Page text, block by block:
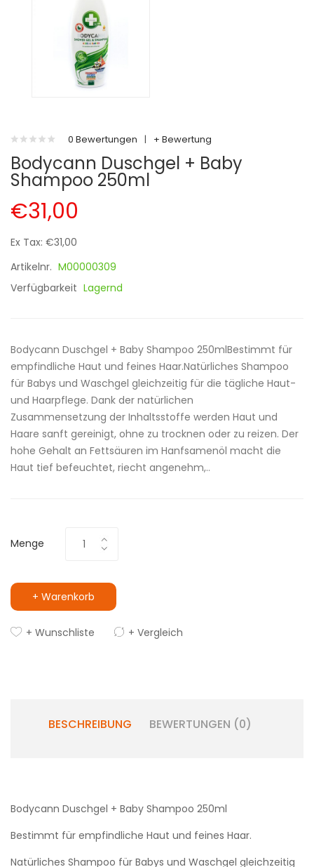
0 Bewertungen | + Bewertung
Bodycann Duschgel + Baby
Shampoo 250ml
€31,00
Ex Tax: €31,00
Artikelnr. M00000309
Verfügbarkeit Lagernd
Bodycann Duschgel + Baby Shampoo 250mlBestimmt für
empfindliche Haut und feines Haar.Natürliches Shampoo
für Babys und Waschgel gleichzeitig für die tägliche Haut-
und Haarpflege. Dank der natürlichen
Zusammensetzung der Inhaltsstoffe werden Haut und
Haare sanft gereinigt, ohne zu trocknen oder zu reizen. Der
hohe Gehalt an Fettsäuren im Hanfsamenöl macht die
Haut tief befeuchtet, riecht angenehm,..
Menge
+ Warenkorb
+ Wunschliste + Vergleich
BESCHREIBUNG BEWERTUNGEN (0)
Bodycann Duschgel + Baby Shampoo 250ml
Bestimmt für empfindliche Haut und feines Haar.
Natürliches Shampoo für Babys und Waschgel gleichzeitig